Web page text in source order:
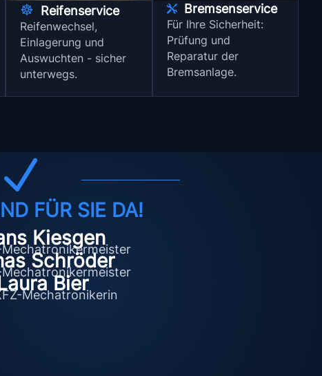
☸ Reifenservice
Reifenwechsel,
Einlagerung und
Auswuchten - sicher
unterwegs.
Bremsenservice
Für Ihre Sicherheit:
Prüfung und
Reparatur der
Bremsanlage.
N
FÜR SIE DA!
Kiesgen
Mechatronikermeister
Schröder
Mechatronikermeister
Bier
Mechatronikerin